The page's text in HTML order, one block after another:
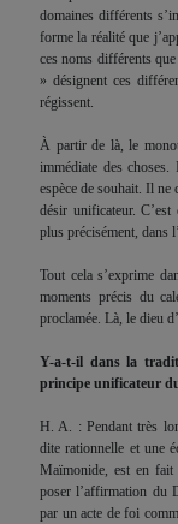
domaines différents
forme la réalité que
ces noms différents
» désignent ces
régissent.
À partir de là, le
immédiate des
espèce de souhait. Il ne
désir unificateur.
plus précisément, dans
Tout cela s’exprime
moments précis du
proclamée. Là, le dieu
Y-a-t-il dans la
principe unificateur
H. A. : Pendant très
dite rationnelle et une
Maïmonide, est en fait
poser l’affirmation du
par un acte de foi